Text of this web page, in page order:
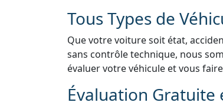
Tous Types de
Que votre voiture soit état,
sans contrôle technique, nous
évaluer votre véhicule et vous
Évaluation Gratuite